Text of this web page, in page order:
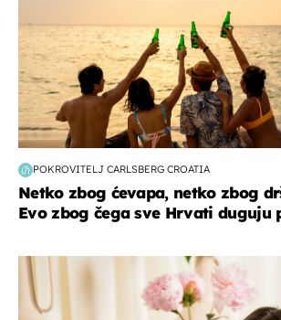
POKROVITELJ CARLSBERG CROATIA
Netko zbog ćevapa, netko zbog
Evo zbog čega sve Hrvati duguju
moda & ljepota